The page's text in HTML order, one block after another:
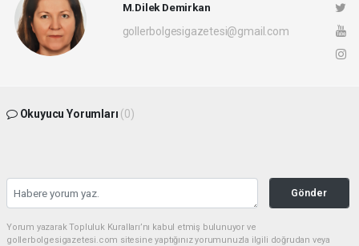
M.Dilek Demirkan
gollerbolgesigazetesi@gmail.com
Okuyucu Yorumları (0)
Gönder
Yorum yazarak Topluluk Kuralları’nı kabul etmiş bulunuyor ve
gollerbolgesigazetesi.com sitesine yaptığınız yorumunuzla ilgili doğrudan veya